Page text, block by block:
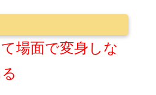
場面で変身しな